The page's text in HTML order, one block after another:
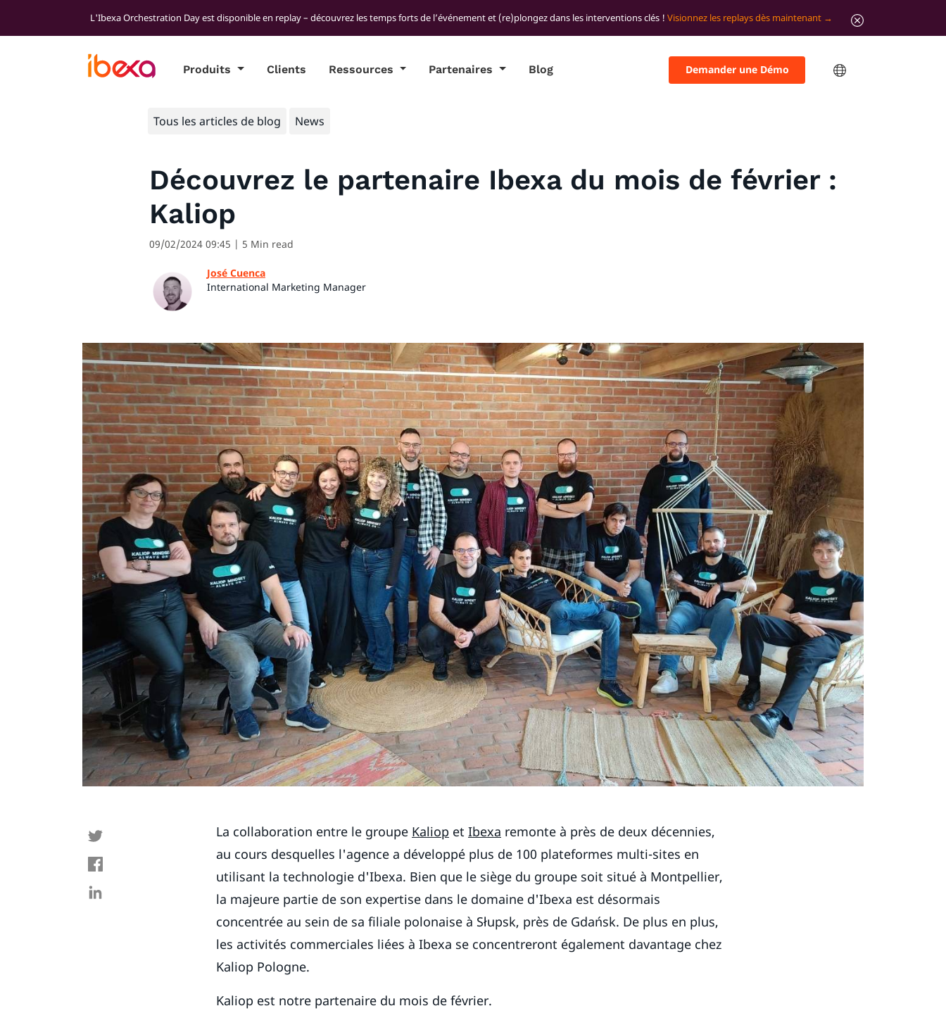
L'Ibexa Orchestration Day est disponible en replay – découvrez les temps forts de l’événement et (re)plongez dans les interventions clés ! Visionnez les replays dès maintenant
Produits Clients Ressources Partenaires Blog Demander une Démo
Tous les articles de blog News
Découvrez le partenaire Ibexa du mois de février :
Kaliop
09/02/2024 09:45 | 5 Min read
José Cuenca
International Marketing Manager
La collaboration entre le groupe Kaliop et Ibexa remonte à près de deux décennies,
au cours desquelles l'agence a développé plus de 100 plateformes multi-sites en
utilisant la technologie d'Ibexa. Bien que le siège du groupe soit situé à Montpellier,
la majeure partie de son expertise dans le domaine d'Ibexa est désormais
concentrée au sein de sa filiale polonaise à Słupsk, près de Gdańsk. De plus en plus,
les activités commerciales liées à Ibexa se concentreront également davantage chez
Kaliop Pologne.
Kaliop est notre partenaire du mois de février.